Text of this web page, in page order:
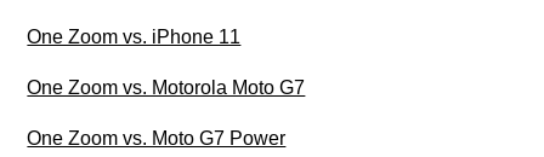
One Zoom vs. iPhone 11
One Zoom vs. Motorola Moto G7
One Zoom vs. Moto G7 Power